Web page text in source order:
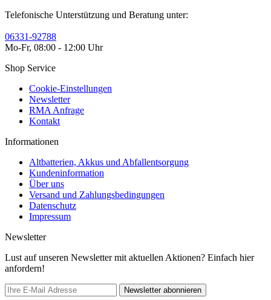
Telefonische Unterstützung und Beratung unter:
06331-92788
Mo-Fr, 08:00 - 12:00 Uhr
Shop Service
Cookie-Einstellungen
Newsletter
RMA Anfrage
Kontakt
Informationen
Altbatterien, Akkus und Abfallentsorgung
Kundeninformation
Über uns
Versand und Zahlungsbedingungen
Datenschutz
Impressum
Newsletter
Lust auf unseren Newsletter mit aktuellen Aktionen? Einfach hier
anfordern!
Newsletter abonnieren